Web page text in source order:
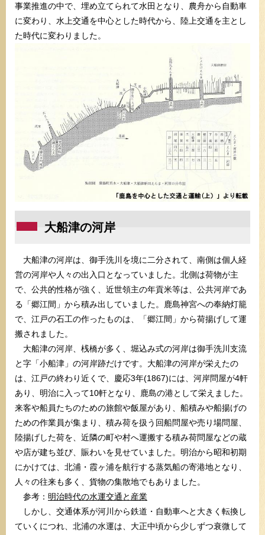
事業推進の中で、埋め立てられて水田となり、農舟から自動車
に変わり、水上交通を中心とした時代から、陸上交通を主とし
た時代に変わりました。
大船津の河岸
大船津の河岸は、御手洗川を境に二分されて、南側は個人経
営の河岸や人々の出入口となっていました。北側は荷物が主
で、公共的性格が強く、近世領主の年貢米等は、公共河岸であ
る「郷江間」から積み出していました。鹿島神宮への奉納灯籠
で、江戸の石工の作ったものは、「郷江間」から荷揚げして運
搬されました。
大船津の河岸、桟橋が多く、堀込み式の河岸は御手洗川支流
と字「小船津」の河岸跡だけです。大船津の河岸が栄えたの
は、江戸の終わり近くで、慶応3年(1867)には、河岸問屋が4軒
あり、明治に入って10軒となり、鹿島の港として栄えました。
来客や船員たちのための旅館や飯屋があり、船積みや船揚げの
ための作業員が集まり、積み荷を扱う回船問屋や売り場問屋、
陸揚げした荷を、近隣の町や村へ運搬する積み荷問屋などの蔵
や店が建ち並び、賑わいを見せていました。明治から昭和初期
にかけては、北浦・霞ヶ浦を航行する蒸気船の寄港地となり、
人々の往来も多く、貨物の集散地でもありました。
参考： 明治時代の水運交通と産業
しかし、交通体系が河川から鉄道・自動車へと大きく転換し
ていくにつれ、北浦の水運は、大正中頃から少しずつ衰微して